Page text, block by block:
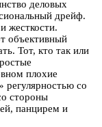
деловых
дрейф.
жесткости.
объективный
Тот, кто так или
плохие
регулярностью со
стороны
панцирем и